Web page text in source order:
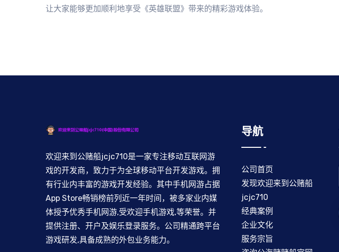
让大家能够更加顺利地享受《英雄联盟》带来的精彩游戏体验。
欢迎来到公赌船jcjc710是一家专注移动互联网游
戏的开发商，致力于为全球移动平台开发游戏。拥
有行业内丰富的游戏开发经验。其中手机网游占据
App Store畅销榜前列近一年时间，被多家业内媒
体授予优秀手机网游,受欢迎手机游戏,等荣誉。并
提供注册、开户及娱乐登录服务。公司精通跨平台
游戏研发,具备成熟的外包业务能力。
导航
公司首页
发现欢迎来到公赌船
jcjc710
经典案例
企业文化
服务宗旨